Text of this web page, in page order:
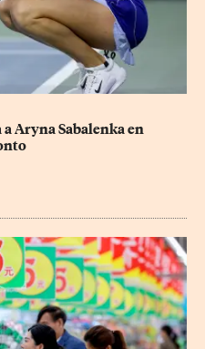
Aryna Sabalenka en